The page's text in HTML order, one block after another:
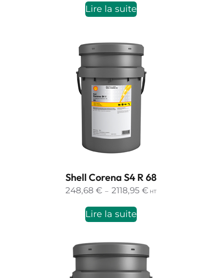
Lire la suite
Shell Corena S4 R 68
248,68 € – 2118,95 €Plage
HT
Lire la suite